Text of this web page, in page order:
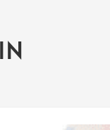
Mempersiapkan